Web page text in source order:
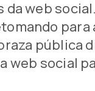
web
para
pública
web social